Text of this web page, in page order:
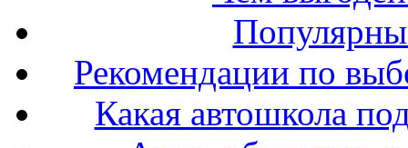
Рекомендации по
Какая автошкола